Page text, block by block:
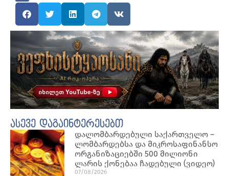
ასევე დაგაინტერესებთ
დალომბარდებული საქართველო –
ლომბარდებსა და მიკროსაფინანსო
ორგანიზაციებში 500 მილიონი
ლარის ქონებაა ჩადებული (ვიდეო)
07/08/2026